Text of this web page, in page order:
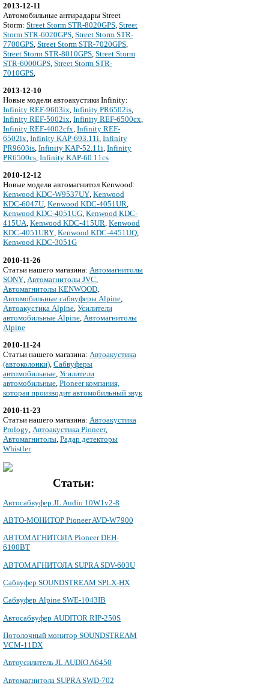
2013-12-11
Автомобильные антирадары Street
Storm: Street Storm STR-8020GPS Street
Storm STR-6020GPS Street Storm STR-
7700GPS Street Storm STR-7020GPS
Street Storm STR-8010GPS Street Storm
STR-6000GPS Street Storm STR-
7010GPS
2013-12-10
Новые модели автоакустики Infinity:
Infinity REF-9603ix, Infinity PR6502is,
Infinity REF-5002ix, Infinity REF-6500cx,
Infinity REF-4002cfx, Infinity REF-
6502ix, Infinity KAP-693.11i, Infinity
PR9603is, Infinity KAP-52.11i, Infinity
PR6500cs, Infinity KAP-60.11cs
2010-12-12
Новые модели автомагнитол Kenwood:
Kenwood KDC-W9537UY, Kenwood
KDC-6047U, Kenwood KDC-4051UR,
Kenwood KDC-4051UG, Kenwood KDC-
415UA, Kenwood KDC-415UR, Kenwood
KDC-4051URY, Kenwood KDC-4451UQ,
Kenwood KDC-3051G
2010-11-26
Cтатьи нашего магазина: Автомагнитолы
SONY Автомагнитолы JVC
Автомагнитолы KENWOOD
Автомобильные сабвуферы Alpine
Автоакустика Alpine Усилители
автомобильные Alpine Автомагнитолы
Alpine
2010-11-24
Cтатьи нашего магазина: Автоакустика
(автоколонки), Сабвуферы
автомобильные, Усилители
автомобильные, Pioneer компания,
которая производит автомобильный звук
2010-11-23
Cтатьи нашего магазина: Автоакустика
Prology, Автоакустика Pioneer,
Автомагнитолы, Радар детекторы
Whistler
Статьи:
Автосабвуфер JL Audio 10W1v2-8
АВТО-МОНИТОР Pioneer AVD-W7900
АВТОМАГНИТОЛА Pioneer DEH-
6100BT
АВТОМАГНИТОЛА SUPRA SDV-603U
Сабвуфер SOUNDSTREAM SPLX-HX
Сабвуфер Alpine SWE-1043IB
Автосабвуфер AUDITOR RIP-250S
Потолочный монитор SOUNDSTREAM
VCM-11DX
Автоусилитель JL AUDIO A6450
Автомагнитола SUPRA SWD-702